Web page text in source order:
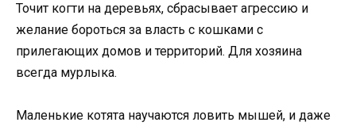
Точит когти на деревьях, сбрасывает агрессию и
желание бороться за власть с кошками с
прилегающих домов и территорий. Для хозяина
всегда мурлыка.
Маленькие котята научаются ловить мышей, и даже